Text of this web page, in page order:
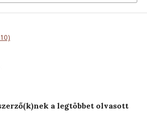
a legtöbbet olvasott